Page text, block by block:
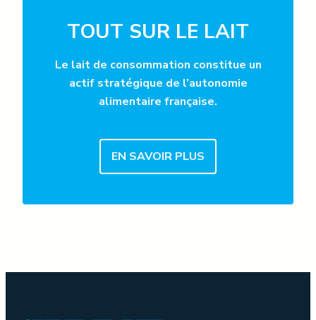
TOUT SUR LE LAIT
Le lait de consommation constitue un
actif stratégique de l’autonomie
alimentaire française.
EN SAVOIR PLUS